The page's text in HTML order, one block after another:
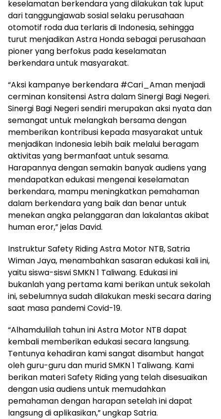
keselamatan berkendara yang dilakukan tak luput
dari tanggungjawab sosial selaku perusahaan
otomotif roda dua terlaris di Indonesia, sehingga
turut menjadikan Astra Honda sebagai perusahaan
pioner yang berfokus pada keselamatan
berkendara untuk masyarakat.
“Aksi kampanye berkendara #Cari_Aman menjadi
cerminan konsitensi Astra dalam Sinergi Bagi Negeri.
Sinergi Bagi Negeri sendiri merupakan aksi nyata dan
semangat untuk melangkah bersama dengan
memberikan kontribusi kepada masyarakat untuk
menjadikan Indonesia lebih baik melalui beragam
aktivitas yang bermanfaat untuk sesama.
Harapannya dengan semakin banyak audiens yang
mendapatkan edukasi mengenai keselamatan
berkendara, mampu meningkatkan pemahaman
dalam berkendara yang baik dan benar untuk
menekan angka pelanggaran dan lakalantas akibat
human eror,” jelas David.
Instruktur Safety Riding Astra Motor NTB, Satria
Wiman Jaya, menambahkan sasaran edukasi kali ini,
yaitu siswa-siswi SMKN 1 Taliwang. Edukasi ini
bukanlah yang pertama kami berikan untuk sekolah
ini, sebelumnya sudah dilakukan meski secara daring
saat masa pandemi Covid-19.
“Alhamdulilah tahun ini Astra Motor NTB dapat
kembali memberikan edukasi secara langsung.
Tentunya kehadiran kami sangat disambut hangat
oleh guru-guru dan murid SMKN 1 Taliwang. Kami
berikan materi Safety Riding yang telah disesuaikan
dengan usia audiens untuk memudahkan
pemahaman dengan harapan setelah ini dapat
langsung di aplikasikan,” ungkap Satria.